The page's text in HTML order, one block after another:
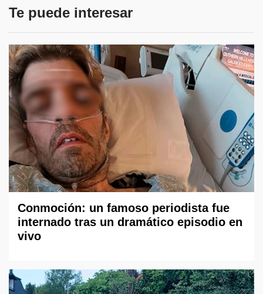
Te puede interesar
Conmoción: un famoso periodista fue
internado tras un dramático episodio en
vivo